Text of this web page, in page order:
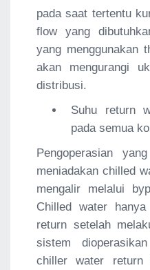
pada saat tertentu
flow yang
yang menggunakan
akan mengurangi
distribusi.
Suhu return
pada semua
Pengoperasian
meniadakan chilled
mengalir melalui
Chilled water
return setelah
sistem
chiller water return